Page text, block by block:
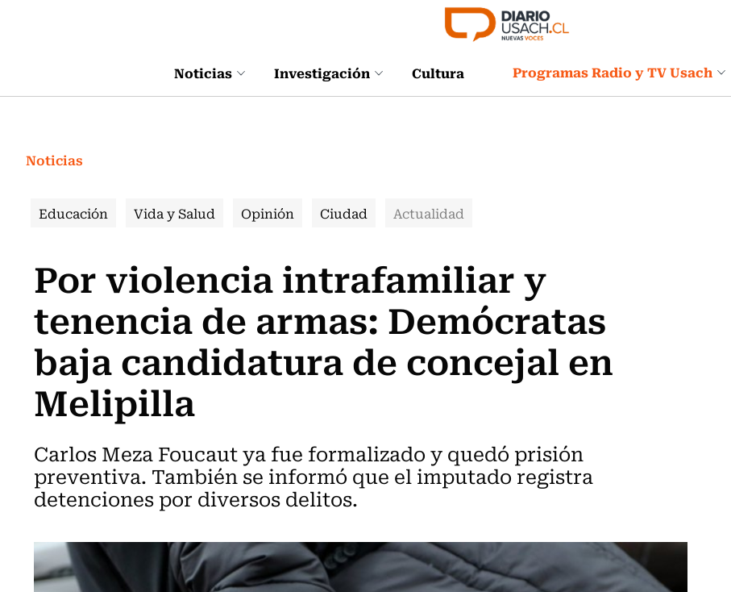
Noticias Investigación Cultura Programas Radio y TV Usach
Noticias
Educación Vida y Salud Opinión Ciudad Actualidad
Por violencia intrafamiliar y
tenencia de armas: Demócratas
baja candidatura de concejal en
Melipilla
Carlos Meza Foucaut ya fue formalizado y quedó prisión
preventiva. También se informó que el imputado registra
detenciones por diversos delitos.